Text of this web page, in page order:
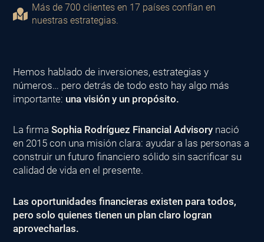
Más de 700 clientes en 17 países confían en
nuestras estrategias.
Hemos hablado de inversiones, estrategias y
números… pero detrás de todo esto hay algo más
importante: una visión y un propósito.
La firma Sophia Rodríguez Financial Advisorynació
en 2015 con una misión clara: ayudar a las personas a
construir un futuro financiero sólido sin sacrificar su
calidad de vida en el presente.
Las oportunidades financieras existen para todos,
pero solo quienes tienen un plan claro logran
aprovecharlas.